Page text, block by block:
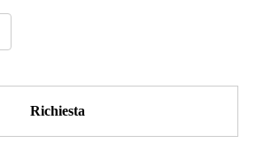
Richiesta